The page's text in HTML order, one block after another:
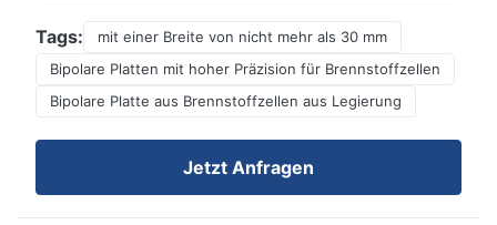
Tags:
mit einer Breite von nicht mehr als 30 mm
Bipolare Platten mit hoher Präzision für Brennstoffzellen
Bipolare Platte aus Brennstoffzellen aus Legierung
Jetzt Anfragen